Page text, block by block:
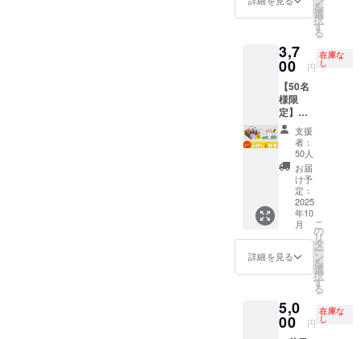
上の都
合等に
荷時期
が遅れ
る場合
があり
ます。
※備考欄
に欲し
いセッ
ト数の
記入を
お願い
しま
す。最
大上限
数まで
の発送
となり
ます。
「お届
け予
の月末
です。
※こちら
のリ
ターン
金額に
は送料
が含ま
れてい
ます。
※ご注文
状況、
使用部
材の供
給状
況、製
造工程
上の都
合等に
荷時期
が遅れ
る場合
予定。
🔥クラ
ディン
グ限定
この機
会にし
か手に
入らな
い特別
なセッ
トで
す！ ※
国内配
送のみ
となり
ます。
※お届け
「お届
け予
の月末
です。
※こちら
でのお
プレゼ
ントと
して ・
地域の
保育
園・幼
稚園へ
の寄贈
🚚 配送
プロ
ジェク
ト終了
後、約
2ヶ月以
内に順
予定。
🔥クラ
ディン
グ限定
本 / 1箱
期限】
180日
【製造
元】 株
式会社
水野製
菓 【販
売元】
株式会
社水野
製菓 🔴
活用方
法 ・お
子様と
の読み
タイム
・家族
イム ・
プレゼ
心して
食品衛
生協会
HACCP
取得
【原材
料】 含
蜜糖(国
内製
造)、黒
砂糖、
砂糖、
小麦
粉、小
麦蛋白
(グルテ
メル色
素、膨
量】 30
本 / 1箱
たメッ
めてい
ます。
🔴ふ菓
子の特
徴 黒糖
をたっ
ぷり使
用した
日本一
の出荷
量を誇
る菓
子。 個
包装で
衛生
どもか
ら大人
楽しめ
ます。
と世代
を超え
セージ
性も込
めてい
ます。
🔴ふ菓
子の特
徴 黒糖
をたっ
ぷり使
用した
日本一
の出荷
るふ菓
子。 個
的、子
どもか
ら大人
きませ
ん。 🔴
ふ菓子
の特徴
黒糖を
たっぷ
り使用
した日
本一の
出荷量
を誇る
ふ菓
子。 個
包装で
衛生
的、子
どもか
楽しめ
ます。
（B5サ
イズ・
本・24
ペー
ジ） ・
水野製
菓の
「コト
ンのふ
がし」1
箱（30
本入
り） 🔴
絵本に
ついて
コトン
がふ菓
子に出
会い、
る心温
まるス
トー
を
選
択
す
る
3,7
00 円
在庫な
し
【50名
様限
定】ふ
がし(30
本/1箱)
＋絵本
セット
🎁 セッ
ト内容
・絵本
「ふが
しやの
コト
ン」1冊
（B5サ
イズ・
本・24
ペー
ジ） ・
支援
者：
50人
お届
け予
定：
2025
年10
月
詳細を見る
こ
の
リ
タ
ー
ン
を
選
択
す
る
5,0
00 円
在庫な
し